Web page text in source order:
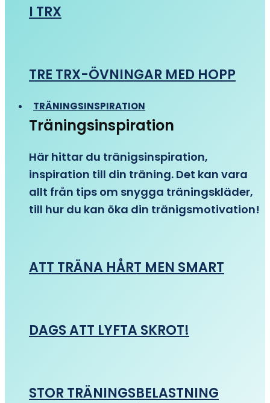
I TRX
TRE TRX-ÖVNINGAR MED HOPP
TRÄNINGSINSPIRATION
Träningsinspiration
Här hittar du tränigsinspiration,
inspiration till din träning. Det kan vara
allt från tips om snygga träningskläder,
till hur du kan öka din tränigsmotivation!
ATT TRÄNA HÅRT MEN SMART
DAGS ATT LYFTA SKROT!
STOR TRÄNINGSBELASTNING